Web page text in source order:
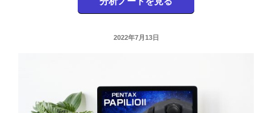
投
2022年7月13日